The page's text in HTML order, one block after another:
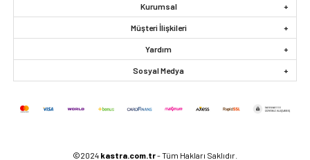
Kurumsal
Müşteri İlişkileri
Yardım
Sosyal Medya
©2024 kastra.com.tr- Tüm Hakları Saklıdır.